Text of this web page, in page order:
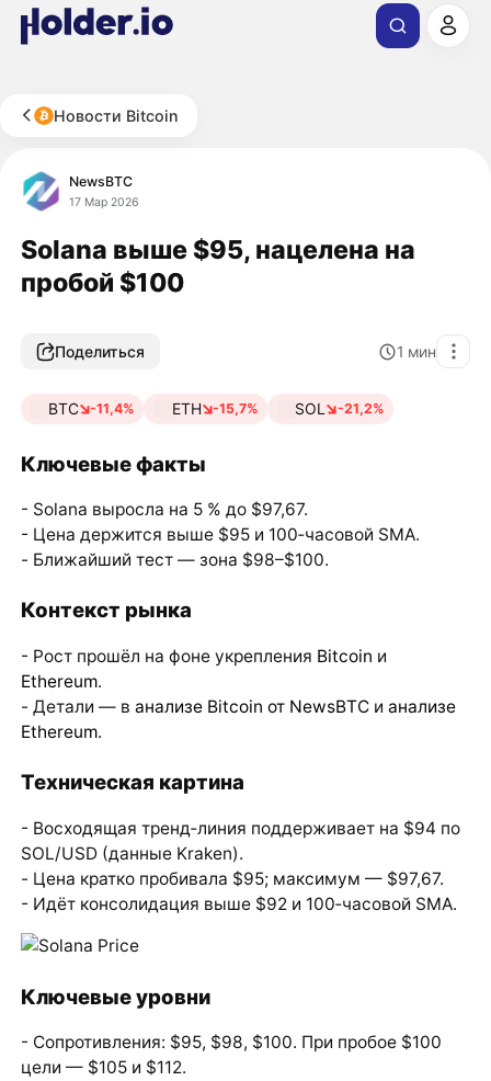
Новости Bitcoin
NewsBTC
17 Мар 2026
Solana выше $95, нацелена на
пробой $100
Поделиться 1 мин
BTC -11,4% ETH -15,7% SOL -21,2%
Ключевые факты
- Solana выросла на 5 % до $97,67.
- Цена держится выше $95 и 100‑часовой SMA.
- Ближайший тест — зона $98–$100.
Контекст рынка
- Рост прошёл на фоне укрепления Bitcoin и
Ethereum.
- Детали — в анализе Bitcoin от NewsBTCи анализе
Ethereum.
Техническая картина
- Восходящая тренд‑линия поддерживает на $94 по
SOL/USD (данные Kraken).
- Цена кратко пробивала $95; максимум — $97,67.
- Идёт консолидация выше $92 и 100‑часовой SMA.
Ключевые уровни
- Сопротивления: $95, $98, $100. При пробое $100
цели — $105 и $112.